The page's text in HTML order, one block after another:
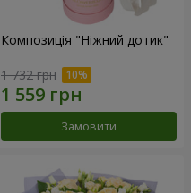
Композиція "Ніжний дотик"
1 732 грн
Замовити